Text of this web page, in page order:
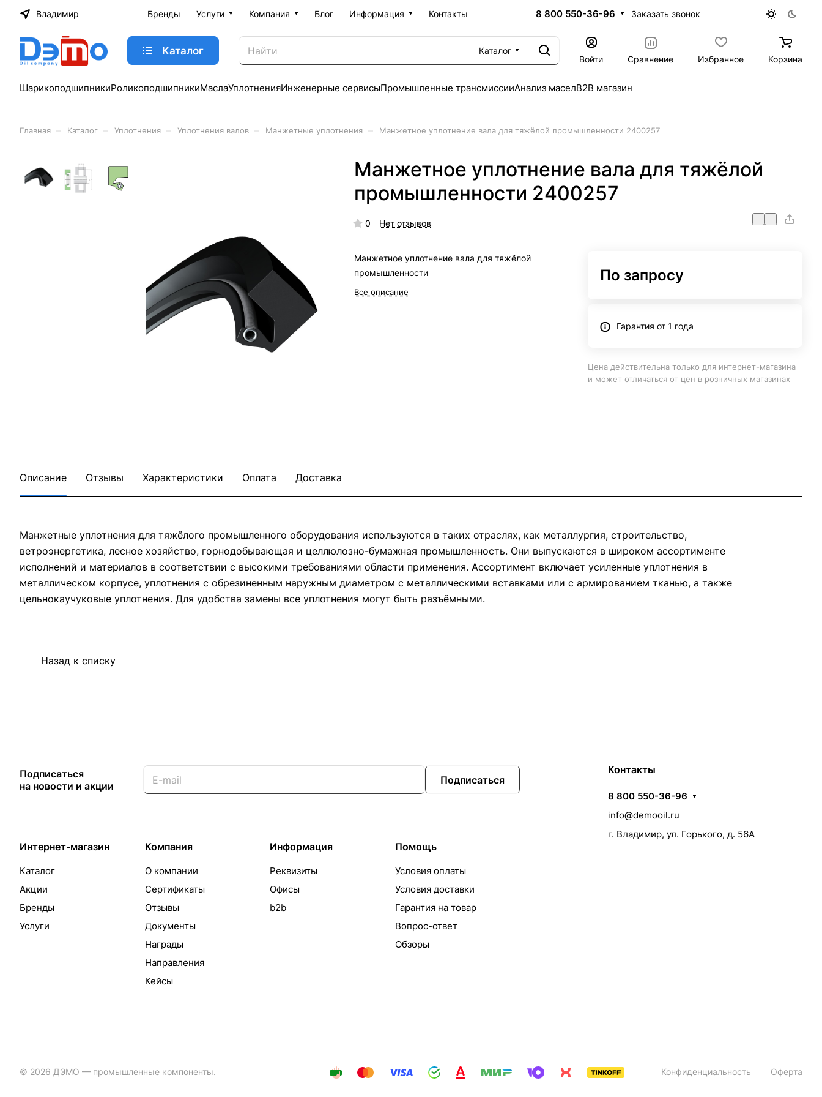
Владимир Бренды Услуги Компания Блог Информация Контакты 8 800 550-36-96 Заказать звонок
Каталог
Каталог
Войти
Сравнение Избранное Корзина
ШарикоподшипникиРоликоподшипникиМаслаУплотненияИнженерные сервисыПромышленные трансмиссииАнализ маселB2B магазин
Главная Каталог Уплотнения Уплотнения валов Манжетные уплотнения Манжетное уплотнение вала для тяжёлой промышленности 2400257
Манжетное уплотнение вала для тяжёлой
промышленности 2400257
0 Нет отзывов
Манжетное уплотнение вала для тяжёлой
промышленности
Все описание
По запросу
Гарантия от 1 года
Цена действительна только для интернет-магазина
и может отличаться от цен в розничных магазинах
Описание Отзывы Характеристики Оплата Доставка
Манжетные уплотнения для тяжёлого промышленного оборудования используются в таких отраслях, как металлургия, строительство,
ветроэнергетика, лесное хозяйство, горнодобывающая и целлюлозно-бумажная промышленность. Они выпускаются в широком ассортименте
исполнений и материалов в соответствии с высокими требованиями области применения. Ассортимент включает усиленные уплотнения в
металлическом корпусе, уплотнения с обрезиненным наружным диаметром с металлическими вставками или с армированием тканью, а также
цельнокаучуковые уплотнения. Для удобства замены все уплотнения могут быть разъёмными.
Назад к списку
Подписаться
на новости и акции
Подписаться
Интернет-магазин
Каталог
Акции
Бренды
Услуги
Компания
О компании
Сертификаты
Отзывы
Документы
Награды
Направления
Кейсы
Информация
Реквизиты
Офисы
b2b
Помощь
Условия оплаты
Условия доставки
Гарантия на товар
Вопрос-ответ
Обзоры
Контакты
8 800 550-36-96
info@demooil.ru
г. Владимир, ул. Горького, д. 56А
© 2026 ДЭМО — промышленные компоненты. Конфиденциальность Оферта